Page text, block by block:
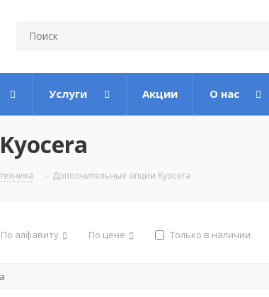
Услуги Акции О нас
- Дополнительные опции Kyocera
По алфавиту По цене Только в наличии